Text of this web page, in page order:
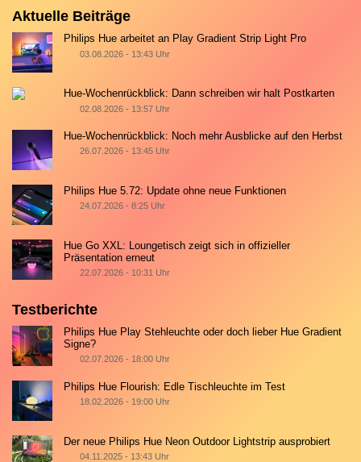
Aktuelle Beiträge
Philips Hue arbeitet an Play Gradient Strip Light Pro
03.08.2026 - 13:43 Uhr
Hue-Wochenrückblick: Dann schreiben wir halt Postkarten
02.08.2026 - 13:57 Uhr
Hue-Wochenrückblick: Noch mehr Ausblicke auf den Herbst
26.07.2026 - 13:45 Uhr
Philips Hue 5.72: Update ohne neue Funktionen
24.07.2026 - 8:25 Uhr
Hue Go XXL: Loungetisch zeigt sich in offizieller
Präsentation erneut
22.07.2026 - 10:31 Uhr
Testberichte
Philips Hue Play Stehleuchte oder doch lieber Hue Gradient
Signe?
02.07.2026 - 18:00 Uhr
Philips Hue Flourish: Edle Tischleuchte im Test
18.02.2026 - 19:00 Uhr
Der neue Philips Hue Neon Outdoor Lightstrip ausprobiert
04.11.2025 - 13:43 Uhr